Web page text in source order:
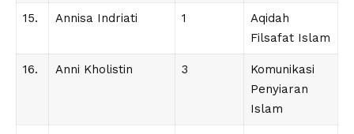
15. Annisa Indriati 1
Aqidah
Filsafat Islam
16. Anni Kholistin 3
Komunikasi
Penyiaran
Islam